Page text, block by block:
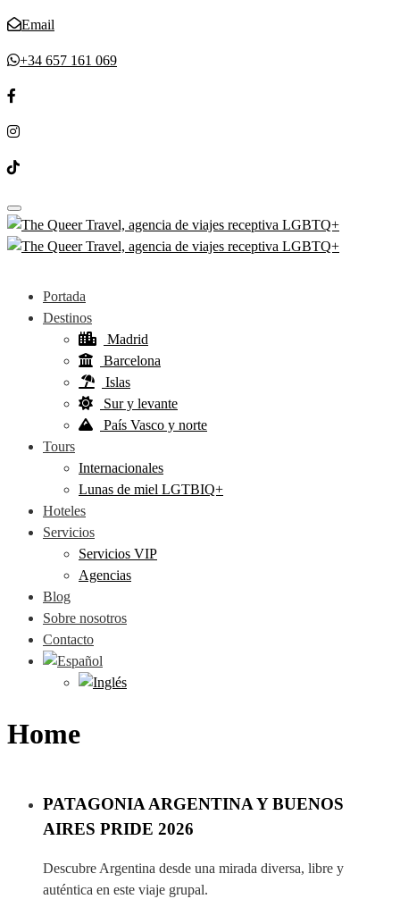
Email
+34 657 161 069
Toggle navigation
Portada
Destinos
Madrid
Barcelona
Islas
Sur y levante
País Vasco y norte
Tours
Internacionales
Lunas de miel LGTBIQ+
Hoteles
Servicios
Servicios VIP
Agencias
Blog
Sobre nosotros
Contacto
Home
PATAGONIA ARGENTINA Y BUENOS
AIRES PRIDE 2026
Descubre Argentina desde una mirada diversa, libre y
auténtica en este viaje grupal.